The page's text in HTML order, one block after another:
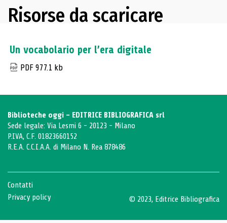
Risorse da scaricare
Un vocabolario per l’era digitale
PDF 977.1 kb
Biblioteche oggi - EDITRICE BIBLIOGRAFICA srl
Sede legale: Via Lesmi 6 - 20123 - Milano
P.IVA, C.F. 01823660152
R.E.A. C.C.I.A.A. di Milano N. Rea 878486
Contatti
Privacy policy
© 2023, Editrice Bibliografica